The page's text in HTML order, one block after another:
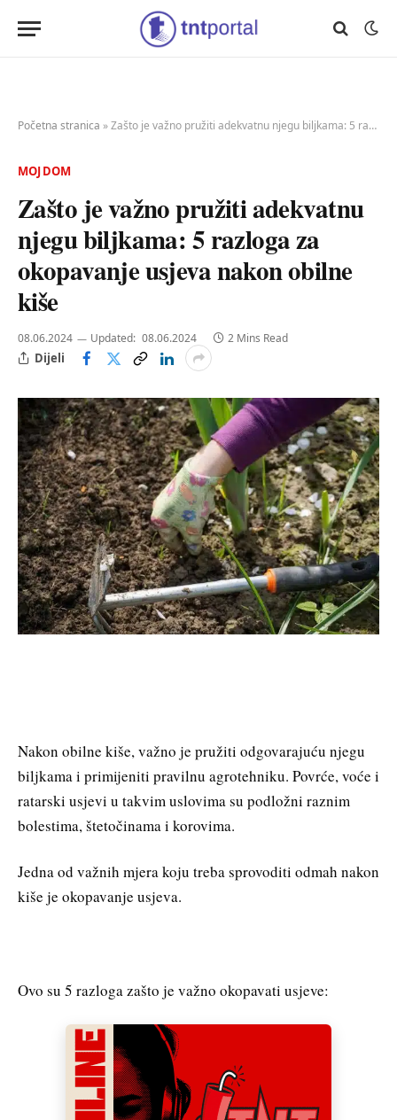
Početna stranica »Zašto je važno pružiti adekvatnu njegu biljkama: 5 razloga za okopavanje usjeva nakon obilne kiše
MOJ DOM
Zašto je važno pružiti adekvatnu
njegu biljkama: 5 razloga za
okopavanje usjeva nakon obilne
kiše
08.06.2024 Updated: 08.06.2024 2 Mins Read
Dijeli
Nakon obilne kiše, važno je pružiti odgovarajuću njegu
biljkama i primijeniti pravilnu agrotehniku. Povrće, voće i
ratarski usjevi u takvim uslovima su podložni raznim
bolestima, štetočinama i korovima.
Jedna od važnih mjera koju treba sprovoditi odmah nakon
kiše je okopavanje usjeva.
Ovo su 5 razloga zašto je važno okopavati usjeve: